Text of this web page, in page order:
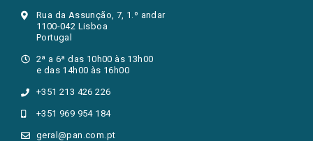
Rua da Assunção, 7, 1.º andar
1100-042 Lisboa
Portugal
2ª a 6ª das 10h00 às 13h00
e das 14h00 às 16h00
+351 213 426 226
+351 969 954 184
geral@pan.com.pt